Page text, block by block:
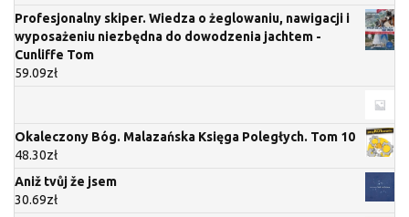
Profesjonalny skiper. Wiedza o żeglowaniu, nawigacji i
wyposażeniu niezbędna do dowodzenia jachtem -
Cunliffe Tom
59.09zł
Okaleczony Bóg. Malazańska Księga Poległych. Tom 10
48.30zł
Aniž tvůj že jsem
30.69zł